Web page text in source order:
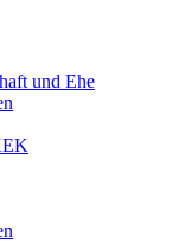
und Ehe